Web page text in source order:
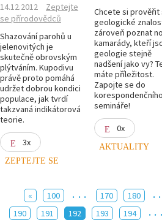
14.12.2012
Zeptejte
se přírodovědců
Shazování parohů u
jelenovitých je
skutečně obrovským
plýtváním. Kupodivu
právě proto pomáhá
udržet dobrou kondici
populace, jak tvrdí
takzvaná indikátorová
teorie.
3x
ZEPTEJTE SE
Chcete si prověřit
geologické
zároveň poznat
kamarády, kteří
geologie stejně
nadšení jako vy?
máte příležitost.
Zapojte se do
korespondenčního
semináře!
0x
AKTUALITY
« 100 ... 170 180
190 191 192 193 194 ...